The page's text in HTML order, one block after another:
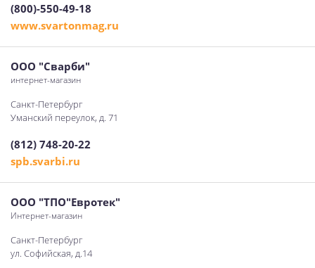
(800)-550-49-18
www.svartonmag.ru
ООО "Сварби"
интернет-магазин
Санкт-Петербург
Уманский переулок, д. 71
(812) 748-20-22
spb.svarbi.ru
ООО "ТПО"Евротек"
Интернет-магазин
Санкт-Петербург
ул. Софийская, д.14